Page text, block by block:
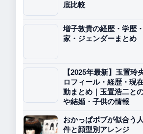
底比較
増子敦貴の経歴・学歴
家・ジェンダーまとめ
【2025年最新】玉置玲
ロフィール・経歴・現
動まとめ｜玉置浩二と
や結婚・子供の情報
おかっぱボブが似合う
件と顔型別アレンジ